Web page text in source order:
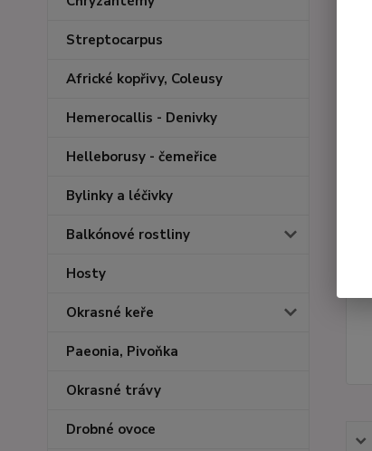
Streptocarpus
Africké kopřivy, Coleusy
Hemerocallis - Denivky
Helleborusy - čemeřice
Bylinky a léčivky
Balkónové rostliny
Hosty
Okrasné keře
Paeonia, Pivoňka
Okrasné trávy
Drobné ovoce